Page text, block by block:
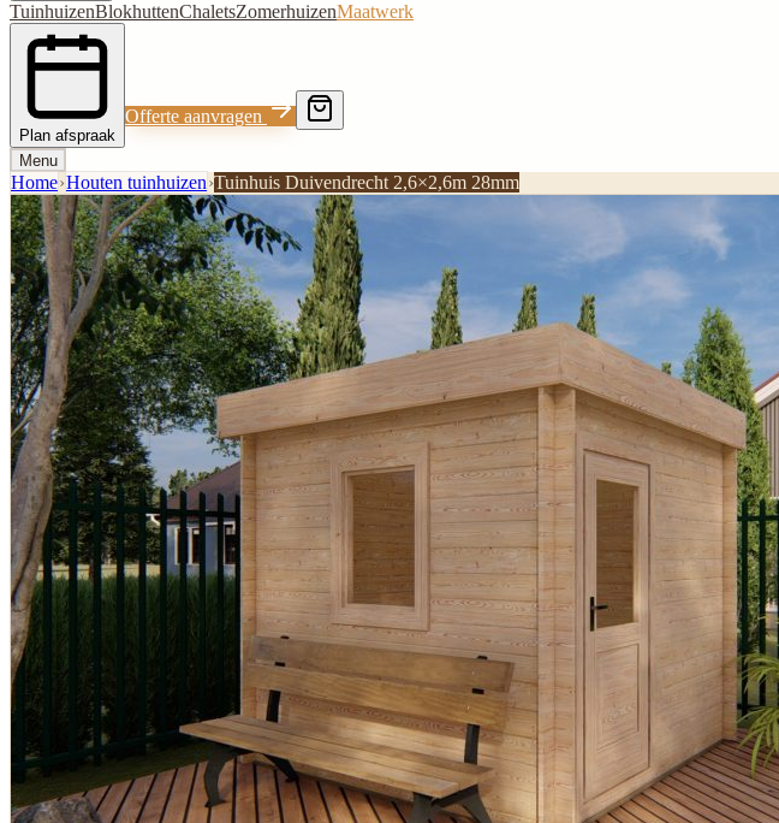
TuinhuizenBlokhuttenChaletsZomerhuizenMaatwerk
Plan afspraak
Offerte aanvragen
Menu
Home›Houten tuinhuizen​›Tuinhuis Duivendrecht 2,6×2,6m 28mm